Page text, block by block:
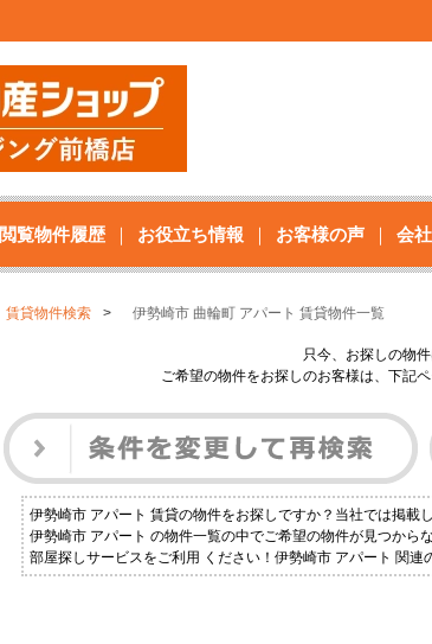
閲覧物件履歴 お役立ち情報 お客様の声 会
賃貸物件検索 伊勢崎市 曲輪町 アパート 賃貸物件一覧
只今、お探しの物件
ご希望の物件をお探しのお客様は、下記
伊勢崎市 アパート 賃貸の物件をお探しですか？当社では掲載
伊勢崎市 アパート の物件一覧の中でご希望の物件が見つから
部屋探しサービスをご利用 ください！伊勢崎市 アパート 関